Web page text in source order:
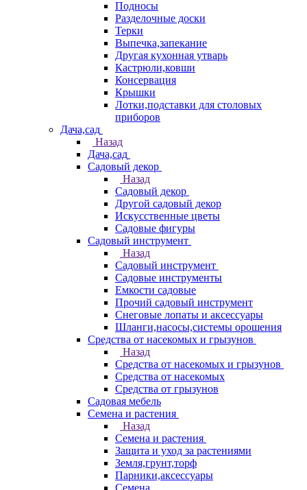
Подносы
Разделочные доски
Терки
Выпечка,запекание
Другая кухонная утварь
Кастрюли,ковши
Консервация
Крышки
Лотки,подставки для столовых
приборов
Дача,сад
Назад
Дача,сад
Садовый декор
Назад
Садовый декор
Другой садовый декор
Искусственные цветы
Садовые фигуры
Садовый инструмент
Назад
Садовый инструмент
Садовые инструменты
Емкости садовые
Прочий садовый инструмент
Снеговые лопаты и аксессуары
Шланги,насосы,системы орошения
Средства от насекомых и грызунов
Назад
Средства от насекомых и грызунов
Средства от насекомых
Средства от грызунов
Садовая мебель
Семена и растения
Назад
Семена и растения
Защита и уход за растениями
Земля,грунт,торф
Парники,аксессуары
Семена